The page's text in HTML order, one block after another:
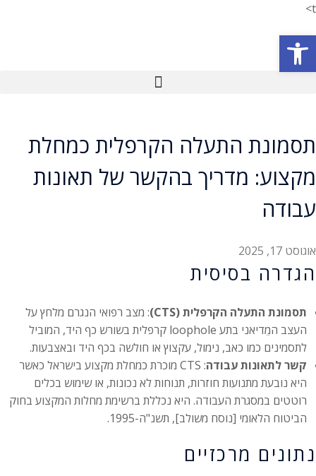
t>
תסמונת התעלה הקרפלית כמחלת
מקצוע: מדריך בהקשר של תאונות
עבודה
אוגוסט 17, 2025
הגדרה בסיסית
תסמונת התעלה הקרפלית (CTS)
: מצב רפואי הנגרם מלחץ על
העצב המֵדיאני בתע loophole קרפלית בשורש כף היד, המוביל
לתסמינים כמו כאב, נימול, עקצוץ או חולשה בכף היד ובאצבעות.
קשר לתאונות עבודה
: CTS מוכרת כמחלת מקצוע בישראל כאשר
היא נובעת מתנועות חוזרות, תנוחות לא נכונות, או שימוש בכלים
רוטטים במסגרת העבודה. היא נכללת ברשימת מחלות המקצוע בחוק
הביטוח הלאומי [נוסח משולב], תשנ"ה-1995.
נתונים מרכזיים
פתח סרגל נגישות